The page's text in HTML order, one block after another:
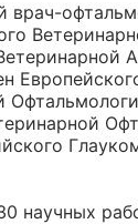
врач-
научных